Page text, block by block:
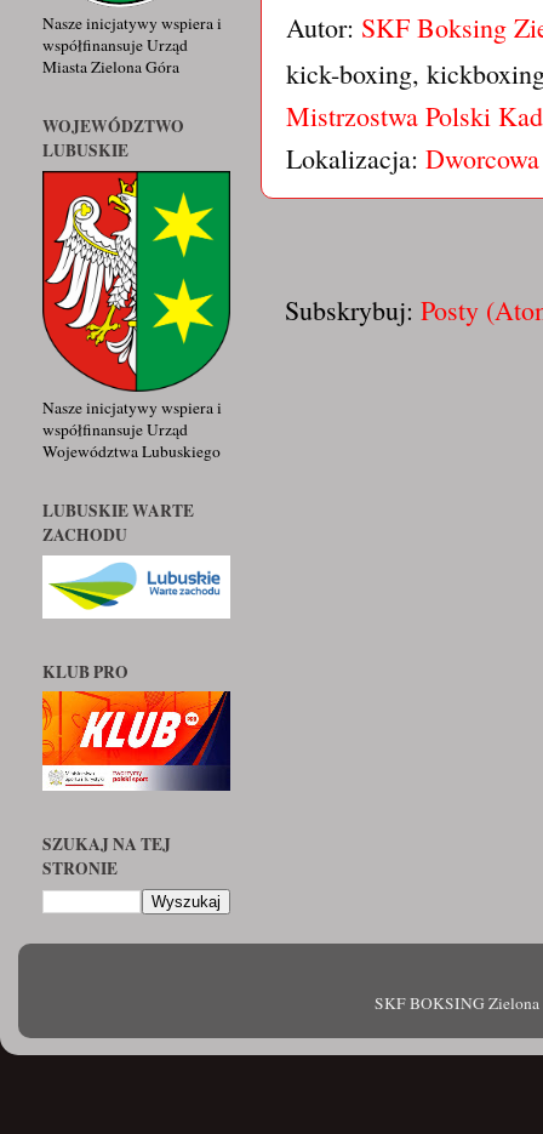
Autor: SKF Boksing
kick-boxing,
Mistrzostwa Polski
Lokalizacja:
Subskrybuj: Posty
Nasze inicjatywy wspiera i
współfinansuje Urząd
Miasta Zielona Góra
WOJEWÓDZTWO
LUBUSKIE
Nasze inicjatywy wspiera i
współfinansuje Urząd
Województwa Lubuskiego
LUBUSKIE WARTE
ZACHODU
KLUB PRO
SZUKAJ NA TEJ
STRONIE
SKF BOKSING Zielona